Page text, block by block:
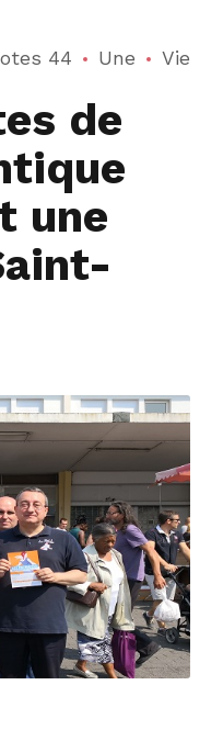
44 Une
Vie
de
une